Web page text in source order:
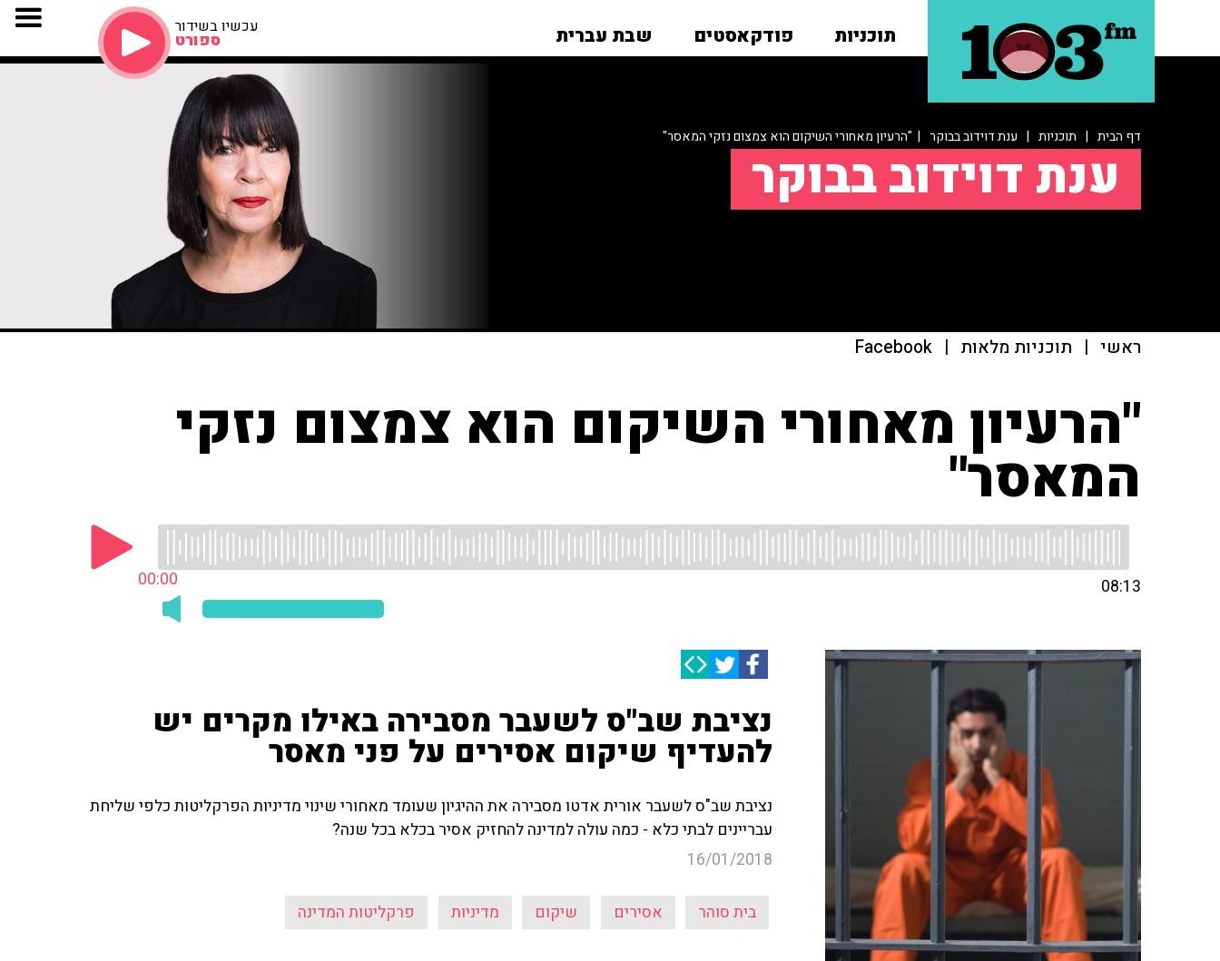
תוכניות פודקאסטים שבת עברית עכשיו בשידור
ספורט
דף הבית | תוכניות | ענת דוידוב בבוקר | "הרעיון מאחורי השיקום הוא צמצום נזקי המאסר"
ענת דוידוב בבוקר
ראשי | תוכניות מלאות |
Facebook
"הרעיון מאחורי השיקום הוא צמצום נזקי
המאסר"
00:00 08:13
נציבת שב"ס לשעבר מסבירה באילו מקרים יש
להעדיף שיקום אסירים על פני מאסר
נציבת שב"ס לשעבר אורית אדטו מסבירה את ההיגיון שעומד מאחורי שינוי מדיניות הפרקליטות כלפי שליחת
עבריינים לבתי כלא - כמה עולה למדינה להחזיק אסיר בכלא בכל שנה?
16/01/2018
בית סוהר אסירים שיקום מדיניות פרקליטות המדינה